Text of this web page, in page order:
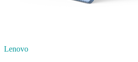
Lenovo